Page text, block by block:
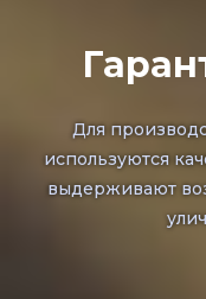
Для
используются
выдерживают